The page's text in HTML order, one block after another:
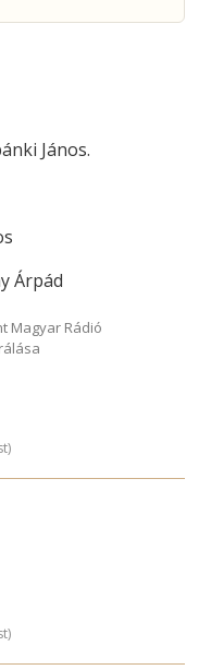
János.
Árpád
Magyar Rádió